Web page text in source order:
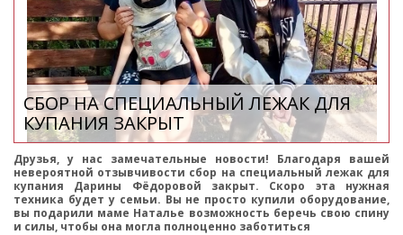
СБОР НА СПЕЦИАЛЬНЫЙ ЛЕЖАК ДЛЯ
КУПАНИЯ ЗАКРЫТ
Друзья, у нас замечательные новости! Благодаря вашей
невероятной отзывчивости сбор на специальный лежак для
купания Дарины Фёдоровой закрыт. Скоро эта нужная
техника будет у семьи. Вы не просто купили оборудование,
вы подарили маме Наталье возможность беречь свою спину
и силы, чтобы она могла полноценно заботиться